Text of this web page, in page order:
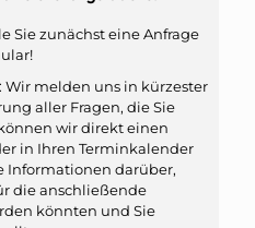
Sie zunächst eine Anfrage
: Wir melden uns in kürzester
aller Fragen, die Sie
wir direkt einen
in Ihren Terminkalender
Informationen darüber,
die anschließende
könnten und Sie